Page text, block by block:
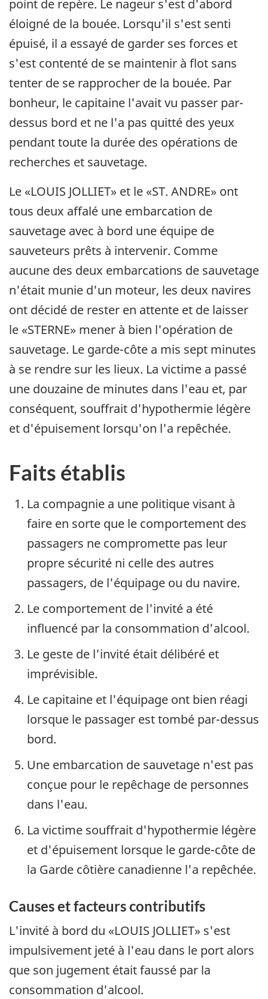
point de repère. Le nageur s'est d'abord
éloigné de la bouée. Lorsqu'il s'est senti
épuisé, il a essayé de garder ses forces et
s'est contenté de se maintenir à flot sans
tenter de se rapprocher de la bouée. Par
bonheur, le capitaine l'avait vu passer par-
dessus bord et ne l'a pas quitté des yeux
pendant toute la durée des opérations de
recherches et sauvetage.
Le «LOUIS JOLLIET» et le «ST. ANDRE» ont
tous deux affalé une embarcation de
sauvetage avec à bord une équipe de
sauveteurs prêts à intervenir. Comme
aucune des deux embarcations de sauvetage
n'était munie d'un moteur, les deux navires
ont décidé de rester en attente et de laisser
le «STERNE» mener à bien l'opération de
sauvetage. Le garde-côte a mis sept minutes
à se rendre sur les lieux. La victime a passé
une douzaine de minutes dans l'eau et, par
conséquent, souffrait d'hypothermie légère
et d'épuisement lorsqu'on l'a repêchée.
Faits établis
La compagnie a une politique visant à
faire en sorte que le comportement des
passagers ne compromette pas leur
propre sécurité ni celle des autres
passagers, de l'équipage ou du navire.
Le comportement de l'invité a été
influencé par la consommation d'alcool.
Le geste de l'invité était délibéré et
imprévisible.
Le capitaine et l'équipage ont bien réagi
lorsque le passager est tombé par-dessus
bord.
Une embarcation de sauvetage n'est pas
conçue pour le repêchage de personnes
dans l'eau.
La victime souffrait d'hypothermie légère
et d'épuisement lorsque le garde-côte de
la Garde côtière canadienne l'a repêchée.
Causes et facteurs contributifs
L'invité à bord du «LOUIS JOLLIET» s'est
impulsivement jeté à l'eau dans le port alors
que son jugement était faussé par la
consommation d'alcool.